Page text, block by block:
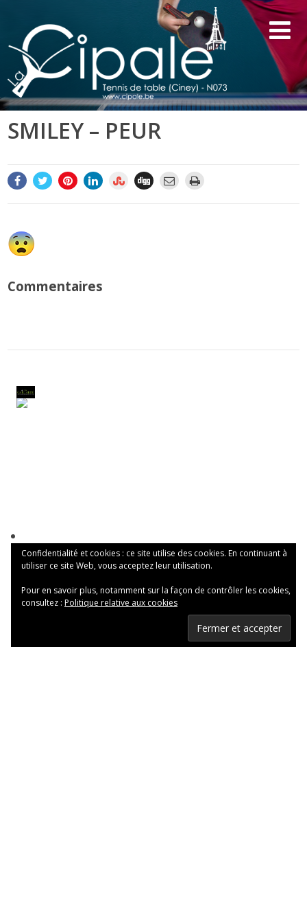
SMILEY – PEUR
Commentaires
Confidentialité et cookies : ce site utilise des cookies. En continuant à
utiliser ce site Web, vous acceptez leur utilisation.
Pour en savoir plus, notamment sur la façon de contrôler les cookies,
consultez : Politique relative aux cookies